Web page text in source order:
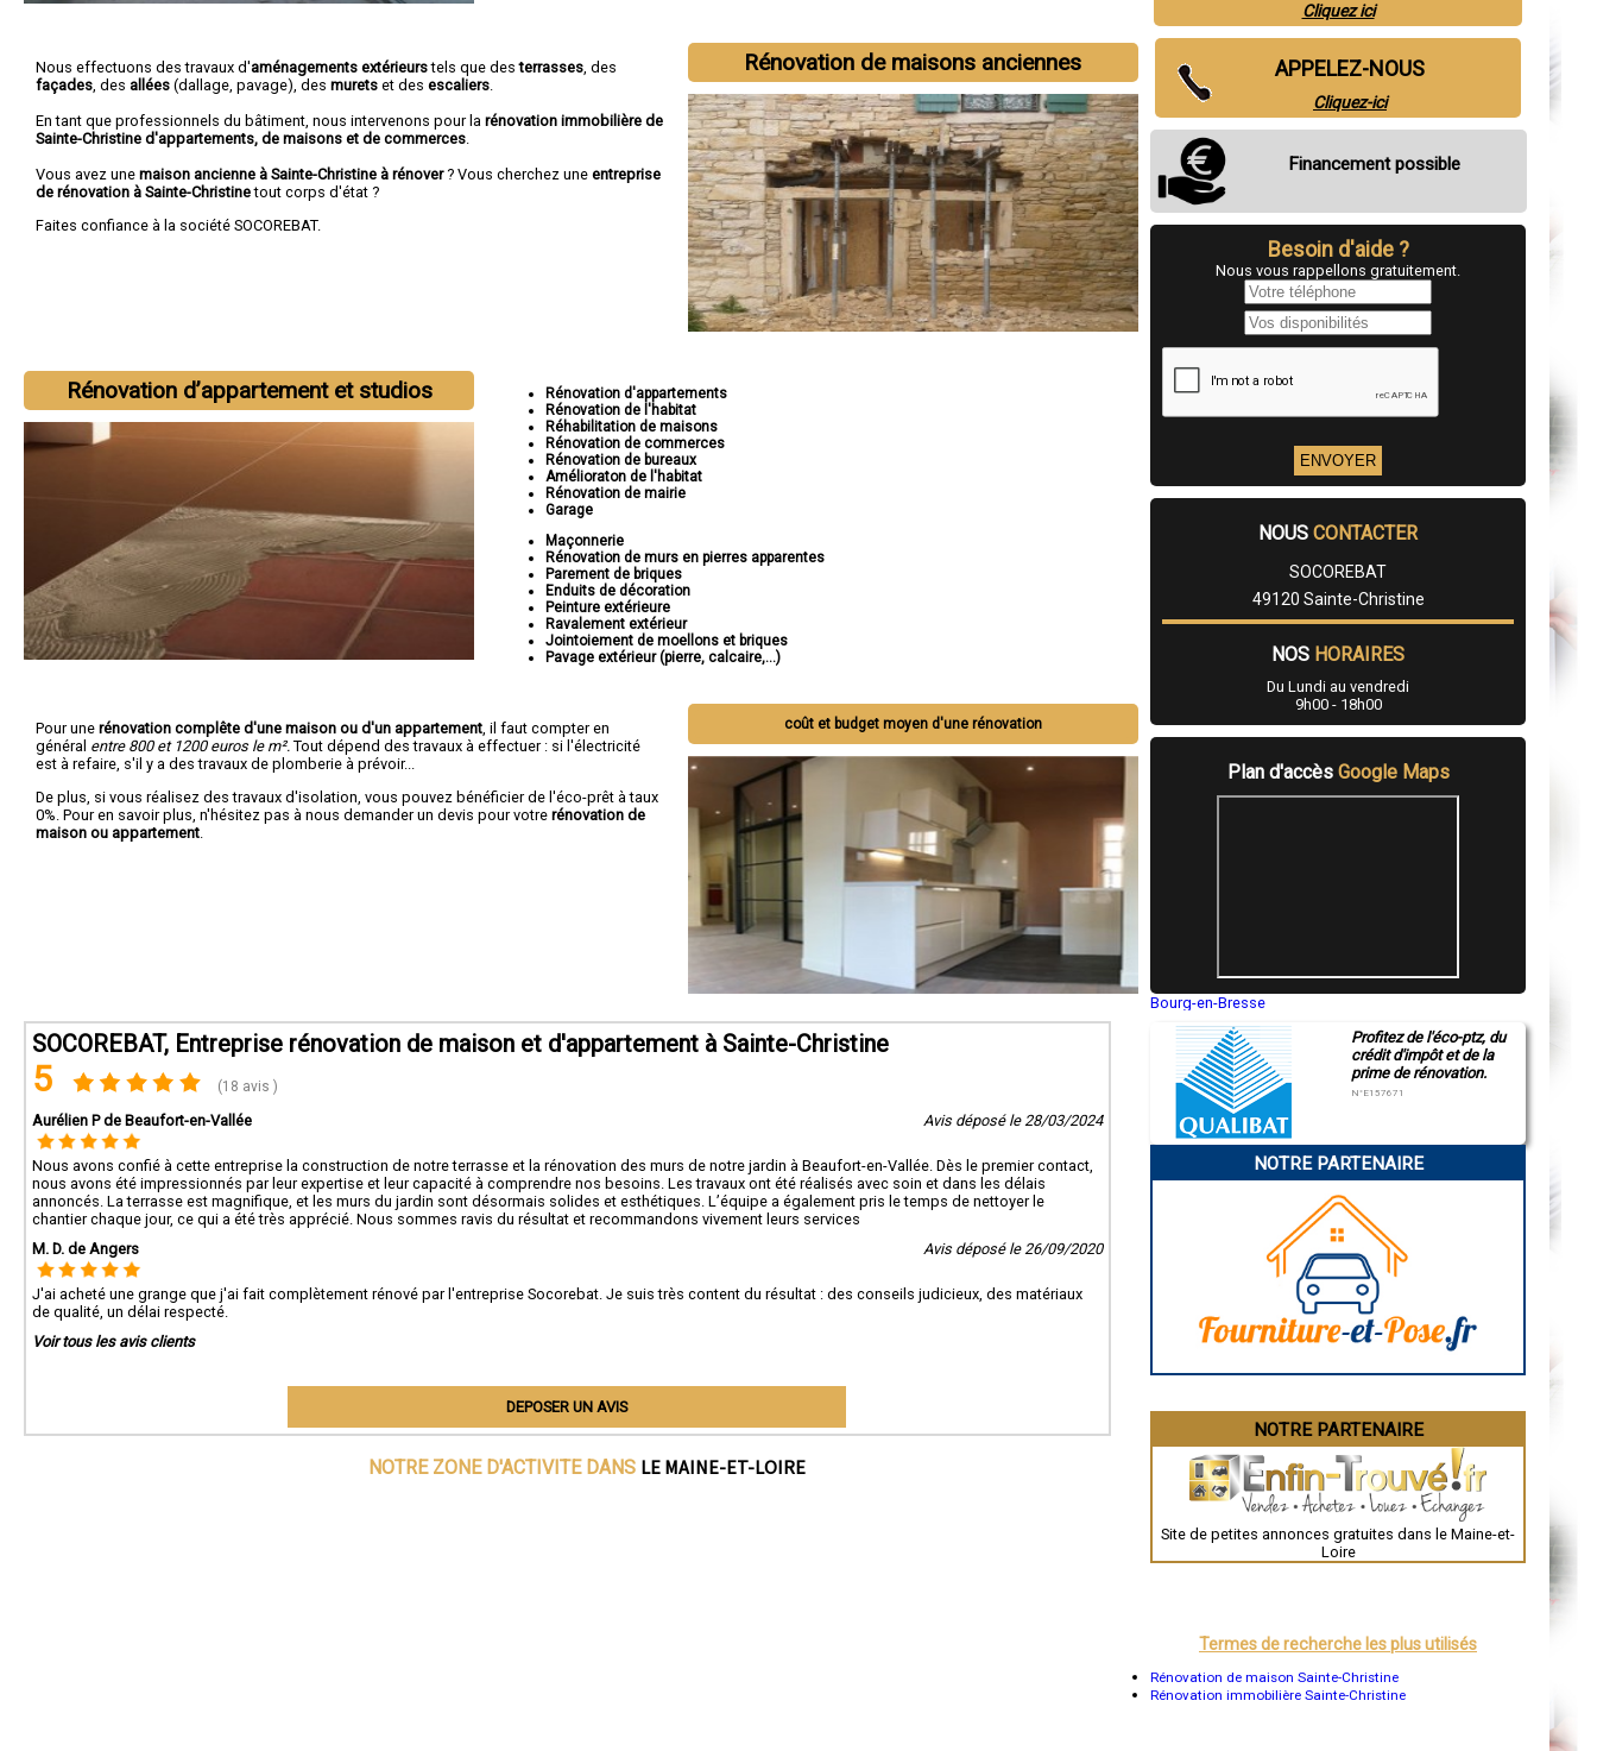
Rénovation de maisons anciennes
Nous effectuons des travaux d'aménagements extérieurstels que desterrasses , des
façades , des allées (dallage, pavage), des murets et des escaliers
En tant que professionnels du bâtiment, nous intervenons pour la rénovation immobilière de
Sainte-Christine d'appartements, de maisons et de commerces
Vous avez une maison ancienne à Sainte-Christine à rénover? Vous cherchez une entreprise
de rénovation à Sainte-Christinetout corps d'état ?
Faites confiance à la société SOCOREBAT.
Rénovation d’appartement et studios
Rénovation d'appartements
Rénovation de l'habitat
Réhabilitation de maisons
Rénovation de commerces
Rénovation de bureaux
Amélioraton de l'habitat
Rénovation de mairie
Garage
Maçonnerie
Rénovation de murs en pierres apparentes
Parement de briques
Enduits de décoration
Peinture extérieure
Ravalement extérieur
Jointoiement de moellons et briques
Pavage extérieur (pierre, calcaire,...)
coût et budget moyen d'une rénovation
Pour une rénovation complête d'une maison ou d'un appartement , il faut compter en
général entre 800 et 1200 euros le m². Tout dépend des travaux à effectuer : si l'électricité
est à refaire, s'il y a des travaux de plomberie à prévoir...
De plus, si vous réalisez des travaux d'isolation, vous pouvez bénéficier de l'éco-prêt à taux
0%. Pour en savoir plus, n'hésitez pas à nous demander un devis pour votre rénovation de
maison ou appartement
SOCOREBAT, Entreprise rénovation de maison et d'appartement à Sainte-Christine
5 (18 avis )
Aurélien P de Beaufort-en-Vallée Avis déposé le 28/03/2024
Nous avons confié à cette entreprise la construction de notre terrasse et la rénovation des murs de notre jardin à Beaufort-en-Vallée. Dès le premier contact,
nous avons été impressionnés par leur expertise et leur capacité à comprendre nos besoins. Les travaux ont été réalisés avec soin et dans les délais
annoncés. La terrasse est magnifique, et les murs du jardin sont désormais solides et esthétiques. L’équipe a également pris le temps de nettoyer le
chantier chaque jour, ce qui a été très apprécié. Nous sommes ravis du résultat et recommandons vivement leurs services
M. D. de Angers
Avis déposé le 26/09/2020
J'ai acheté une grange que j'ai fait complètement rénové par l'entreprise Socorebat. Je suis très content du résultat : des conseils judicieux, des matériaux
de qualité, un délai respecté.
Voir tous les avis clients
DEPOSER UN AVIS
NOTRE ZONE D'ACTIVITE DANS LE MAINE-ET-LOIRE
Cliquez ici
APPELEZ-NOUS
Cliquez-ici
Financement possible
Besoin d'aide ?
Nous vous rappellons gratuitement.
NOUS CONTACTER
SOCOREBAT
49120 Sainte-Christine
NOS HORAIRES
Du Lundi au vendredi
9h00 - 18h00
Plan d'accès Google Maps
Bourg-en-Bresse
Montluçon
Manosque
Gap
Charleville-Mézières
Pamiers
Narbonne
Brive-la-Gaillarde
Guéret
Besançon
Évreux
Chartres
Nîmes
Auch
Grenoble
Mont-de-Marsan
Blois
Profitez de l'éco-ptz, du
crédit d'impôt et de la
prime de rénovation.
N°E157671
NOTRE PARTENAIRE
NOTRE PARTENAIRE
Site de petites annonces gratuites dans le Maine-et-
Loire
Termes de recherche les plus utilisés
Rénovation de maison Sainte-Christine
Rénovation immobilière Sainte-Christine